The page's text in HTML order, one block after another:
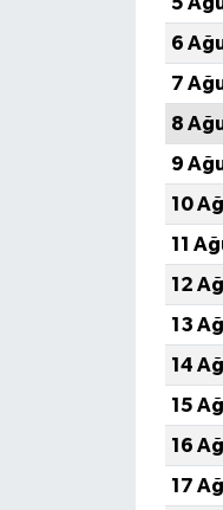
6
7
8
9
10
11
12
13
14
15
16
17